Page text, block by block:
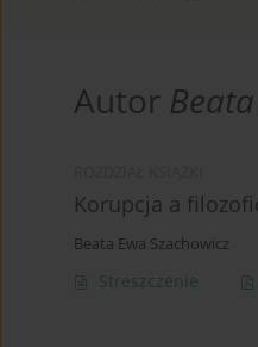
Autor
Korupcja a
Beata Ewa Szachowicz
Streszczenie